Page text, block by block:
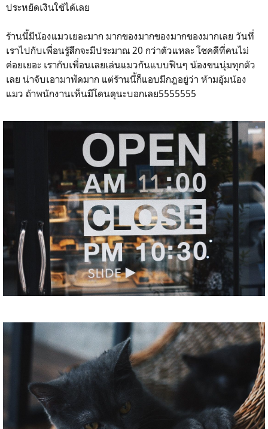
ประหยัดเงินใช้ได้เลย
ร้านนี้มีน้องแมวเยอะมาก มากของมากของมากของมากเลย วันที่
เราไปกับเพื่อนรู้สึกจะมีประมาณ 20 กว่าตัวแหละ โชคดีที่คนไม่
ค่อยเยอะ เรากับเพื่อนเลยเล่นแมวกันแบบฟินๆ น้องขนนุ่มทุกตัว
เลย น่าจับเอามาฟัดมาก แต่ร้านนี้ก็แอบมีกฎอยู่ว่า ห้ามอุ้มน้อง
แมว ถ้าพนักงานเห็นมีโดนดุนะบอกเลย5555555